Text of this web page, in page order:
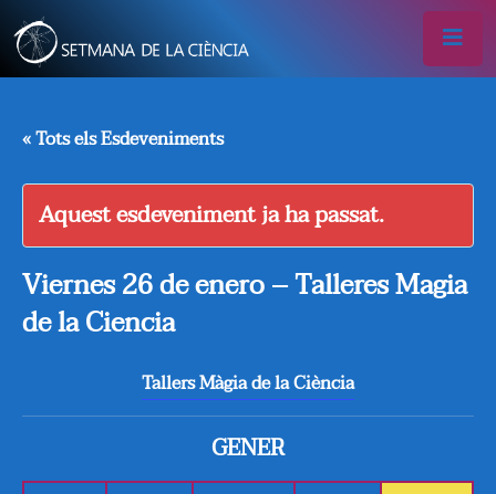
« Tots els Esdeveniments
Aquest esdeveniment ja ha passat.
Viernes 26 de enero – Talleres Magia
de la Ciencia
Tallers Màgia de la Ciència
GENER